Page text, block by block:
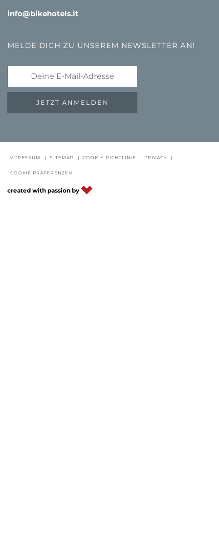
GUTSCHEINE FAQ - QUALITÄTSGARANTIE
info@bikehotels.it
MELDE DICH ZU UNSEREM NEWSLETTER AN!
JETZT ANMELDEN
IMPRESSUM | SITEMAP | COOKIE-RICHTLINIE | PRIVACY |
COOKIE PRÄFERENZEN
created with passion by